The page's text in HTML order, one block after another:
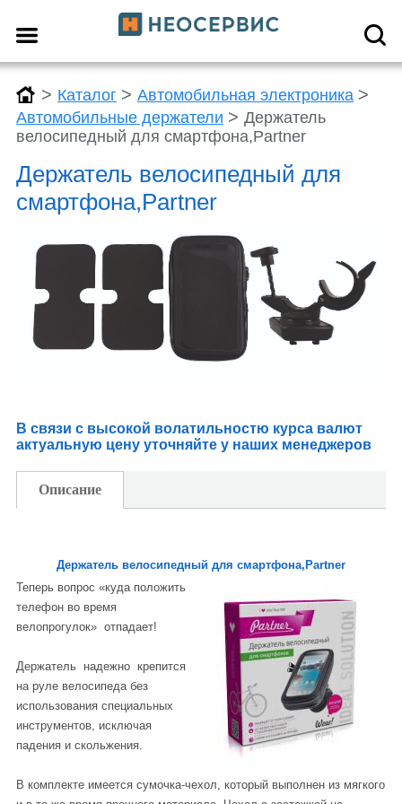
> Каталог > Автомобильная электроника >
Автомобильные держатели > Держатель
велосипедный для смартфона,Partner
Держатель велосипедный для
смартфона,Partner
В связи с высокой волатильностю курса валют
актуальную цену уточняйте у наших менеджеров
Описание
Держатель велосипедный для смартфона,Partner
Теперь вопрос «куда положить
телефон во время
велопрогулок» отпадает!
Держатель надежно крепится
на руле велосипеда без
использования специальных
инструментов, исключая
падения и скольжения.
В комплекте имеется сумочка-чехол, который выполнен из мягкого